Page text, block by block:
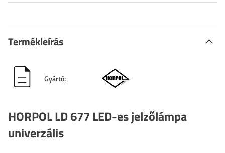
Termékleírás
Gyártó:
HORPOL LD 677 LED-es jelzőlámpa
univerzális